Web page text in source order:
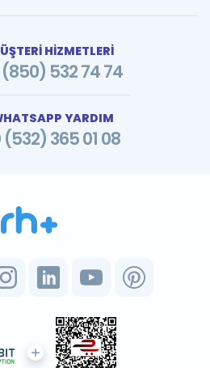
HİZMETLERİ
532 74 74
YARDIM
(532) 365 01 08